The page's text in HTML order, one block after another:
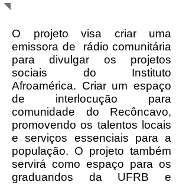
O projeto visa criar uma
emissora de rádio comunitária
para divulgar os projetos
sociais do Instituto
Afroamérica. Criar um espaço
de interlocução para
comunidade do Recôncavo,
promovendo os talentos locais
e serviços essenciais para a
população. O projeto também
servirá como espaço para os
graduandos da UFRB e